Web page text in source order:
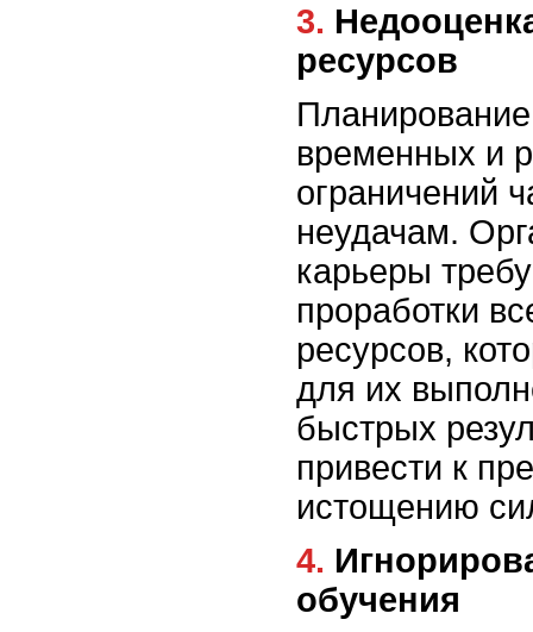
3. Недооценка времени и
ресурсов
временных и
ограничений
неудачам.
карьеры
проработки
ресурсов,
для их
быстрых
привести к
истощению
4. Игнорирование возможности
обучения